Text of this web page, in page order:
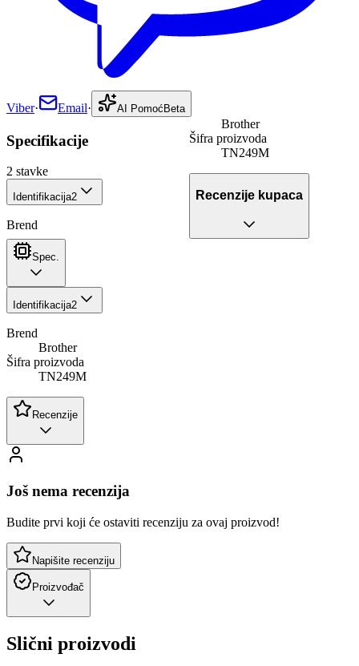
Viber· Email· AI Pomoć Beta
Specifikacije
2 stavke
Identifikacija2
Brend
Brother
Šifra proizvoda
TN249M
Recenzije kupaca
Spec.
Identifikacija2
Brend
Brother
Šifra proizvoda
TN249M
Recenzije
Još nema recenzija
Budite prvi koji će ostaviti recenziju za ovaj proizvod!
Napišite recenziju
Proizvođač
Slični proizvodi